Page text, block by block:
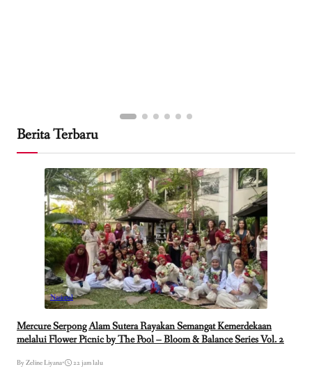
Berita Terbaru
Nasional
Mercure Serpong Alam Sutera Rayakan Semangat Kemerdekaan
melalui Flower Picnic by The Pool – Bloom & Balance Series Vol. 2
By Zeline Liyana• 22 jam lalu